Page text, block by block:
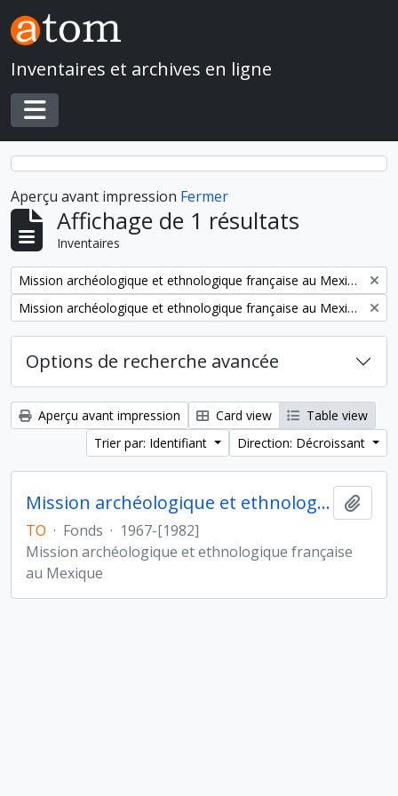
Skip to main content
Inventaires et archives en ligne
Toggle navigation
Aperçu avant impression Fermer
Affichage de 1 résultats
Inventaires
Remove filter:
Mission archéologique et ethnologique française au Mexique
Remove filter:
Mission archéologique et ethnologique française au Mexique
Options de recherche avancée
Aperçu avant impression Card view
Table view
Trier par: Identifiant
Direction: Décroissant
Mission archéologique et ethnologique française au Mexique
TO · Fonds · 1967-[1982]
Mission archéologique et ethnologique française
au Mexique